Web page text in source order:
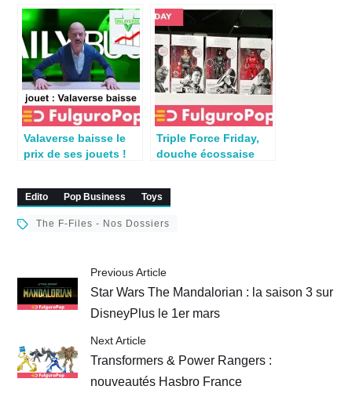
Valaverse baisse le
prix de ses jouets !
Triple Force Friday,
douche écossaise
Edito Pop Business Toys
The F-Files - Nos Dossiers
Previous Article
Star Wars The Mandalorian : la saison 3 sur
DisneyPlus le 1er mars
Next Article
Transformers & Power Rangers :
nouveautés Hasbro France